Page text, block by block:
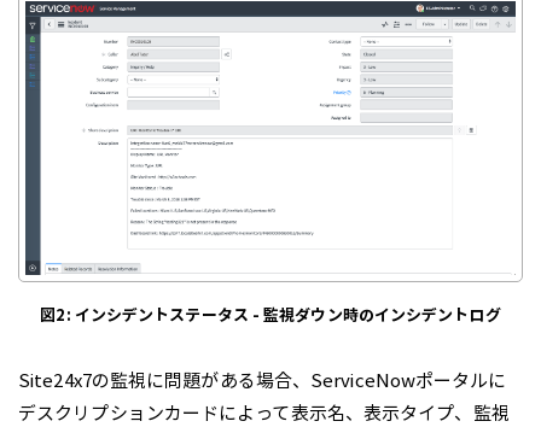
図2: インシデントステータス - 監視ダウン時のインシデントログ
Site24x7の監視に問題がある場合、ServiceNowポータルに
デスクリプションカードによって表示名、表示タイプ、監視